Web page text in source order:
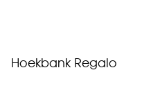
Hoekbank Regalo